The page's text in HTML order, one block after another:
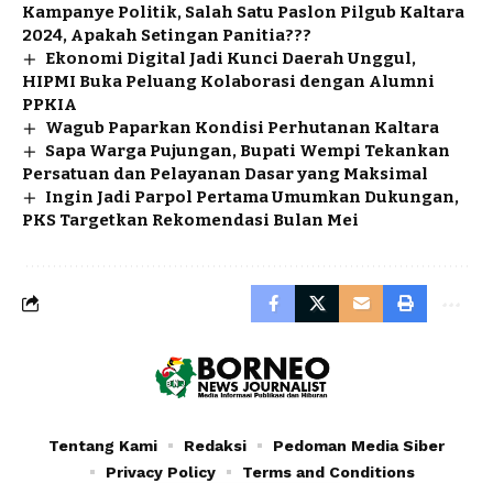
Kampanye Politik, Salah Satu Paslon Pilgub Kaltara
2024, Apakah Setingan Panitia???
Ekonomi Digital Jadi Kunci Daerah Unggul,
HIPMI Buka Peluang Kolaborasi dengan Alumni
PPKIA
Wagub Paparkan Kondisi Perhutanan Kaltara
Sapa Warga Pujungan, Bupati Wempi Tekankan
Persatuan dan Pelayanan Dasar yang Maksimal
Ingin Jadi Parpol Pertama Umumkan Dukungan,
PKS Targetkan Rekomendasi Bulan Mei
Tentang Kami Redaksi
Pedoman Media Siber
Privacy Policy
Terms and Conditions